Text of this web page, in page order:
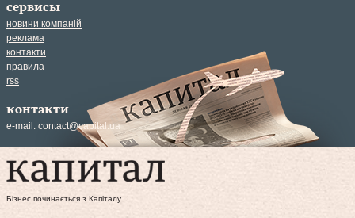
сервисы
новини компаній
реклама
контакти
правила
rss
контакти
e-mail: contact@capital.ua
Бізнес починається з Капіталу